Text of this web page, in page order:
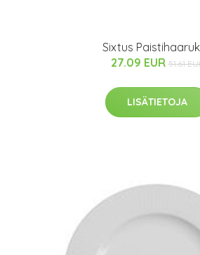
Sixtus
27.09 EUR 51.61
LISÄTIETOJA